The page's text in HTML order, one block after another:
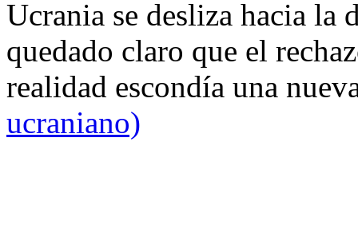
Ucrania se desliza hacia
quedado claro que el
realidad escondía una
ucraniano)